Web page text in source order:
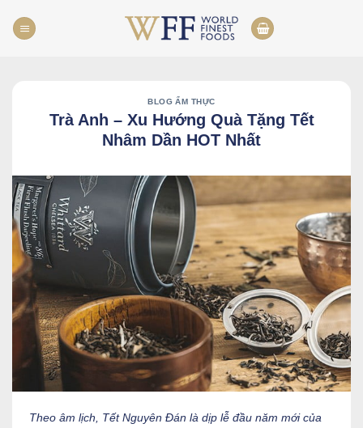
BLOG ẨM THỰC
Trà Anh – Xu Hướng Quà Tặng Tết
Nhâm Dần HOT Nhất
Theo âm lịch, Tết Nguyên Đán là dịp lễ đầu năm mới của